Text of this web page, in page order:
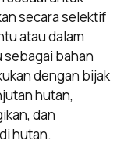
secara selektif
atau dalam
sebagai bahan
dengan bijak
hutan,
dan
hutan.